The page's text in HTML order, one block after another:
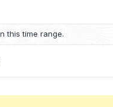
this time range.